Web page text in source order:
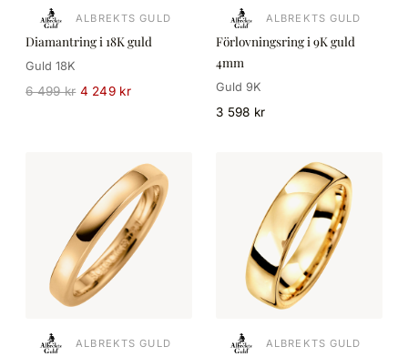
ALBREKTS GULD
Diamantring i 18K guld
Guld 18K
6 499 kr 4 249 kr
ALBREKTS GULD
Förlovningsring i 9K guld
4mm
Guld 9K
3 598 kr
ALBREKTS GULD ALBREKTS GULD